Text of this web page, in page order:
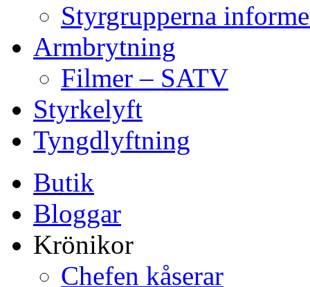
Styrgrupperna
Armbrytning
Filmer – SATV
Styrkelyft
Tyngdlyftning
Butik
Bloggar
Krönikor
Chefen kåserar